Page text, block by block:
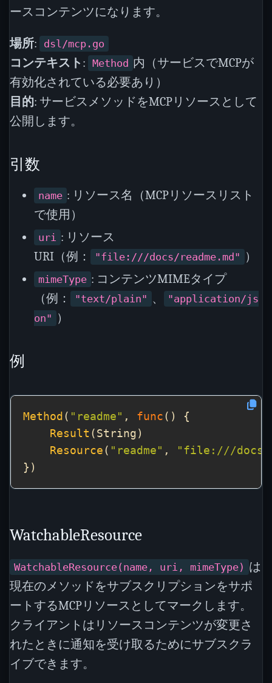
ースコンテンツになります。
場所: dsl/mcp.go
コンテキスト : Method 内（サービスでMCPが
有効化されている必要あり）
目的: サービスメソッドをMCPリソースとして
公開します。
引数
name : リソース名（MCPリソースリスト
で使用）
uri : リソース
URI（例：
"file:///docs/readme.md" ）
mimeType : コンテンツMIMEタイプ
（例：
"text/plain" 、
"application/js
on" ）
例
Method ( "readme" , func
Result
Resource ( "readme" ,
"file:///docs/
WatchableResource
WatchableResource(name, uri, mimeType) は
現在のメソッドをサブスクリプションをサポ
ートするMCPリソースとしてマークします。
クライアントはリソースコンテンツが変更さ
れたときに通知を受け取るためにサブスクラ
イブできます。